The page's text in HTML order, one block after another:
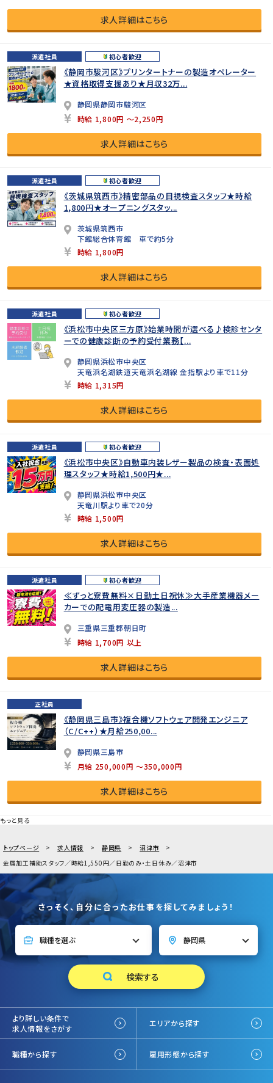
求人詳細はこちら
派遣社員 初心者歓迎
《静岡市駿河区》プリンタートナーの製造オペレーター
★資格取得支援あり★月収32万...
静岡県静岡市駿河区
時給 1,800円 ～2,250円
求人詳細はこちら
派遣社員 初心者歓迎
《茨城県筑西市》精密部品の目視検査スタッフ★時給
1,800円★オープニングスタッ...
茨城県筑西市
下館総合体育館 車で約5分
時給 1,800円
求人詳細はこちら
派遣社員 初心者歓迎
《浜松市中央区三方原》始業時間が選べる♪検診センタ
ーでの健康診断の予約受付業務【...
静岡県浜松市中央区
天竜浜名湖鉄道天竜浜名湖線 金指駅より車で11分
時給 1,315円
求人詳細はこちら
派遣社員 初心者歓迎
《浜松市中央区》自動車内装レザー製品の検査・表面処
理スタッフ★時給1,500円★...
静岡県浜松市中央区
天竜川駅より車で20分
時給 1,500円
求人詳細はこちら
派遣社員 初心者歓迎
≪ずっと寮費無料×日勤土日祝休≫大手産業機器メー
カーでの配電用変圧器の製造...
三重県三重郡朝日町
時給 1,700円 以上
求人詳細はこちら
正社員
《静岡県三島市》複合機ソフトウェア開発エンジニア
（C/C++）★月給250,00...
静岡県三島市
月給 250,000円 ～350,000円
求人詳細はこちら
もっと見る
トップページ 求人情報 静岡県
沼津市
金属加工補助スタッフ／時給1,550円／日勤のみ・土日休み／沼津市
さっそく、自分に合ったお仕事を探してみましょう！
より詳しい条件で
求人情報をさがす
エリアから探す
職種から探す 雇用形態から探す